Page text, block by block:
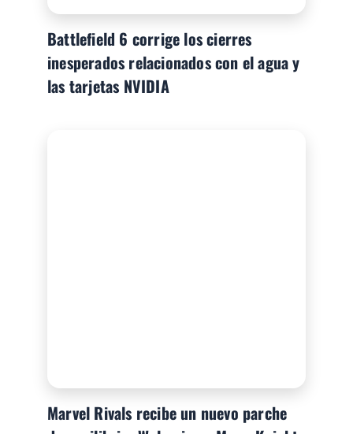
Battlefield 6 corrige los cierres
inesperados relacionados con el agua y
las tarjetas NVIDIA
Marvel Rivals recibe un nuevo parche